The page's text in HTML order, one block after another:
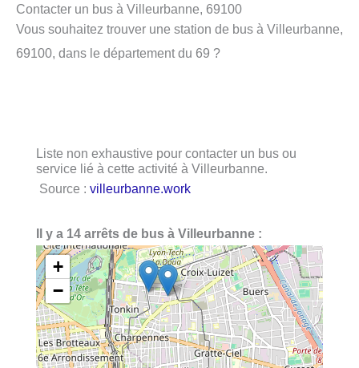
Contacter un bus à Villeurbanne, 69100
Vous souhaitez trouver une station de bus à Villeurbanne,
69100, dans le département du 69 ?
Liste non exhaustive pour contacter un bus ou
service lié à cette activité à Villeurbanne.
Source : villeurbanne.work
Il y a 14 arrêts de bus à Villeurbanne :
+
−